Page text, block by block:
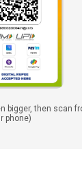
bigger, then scan
phone)